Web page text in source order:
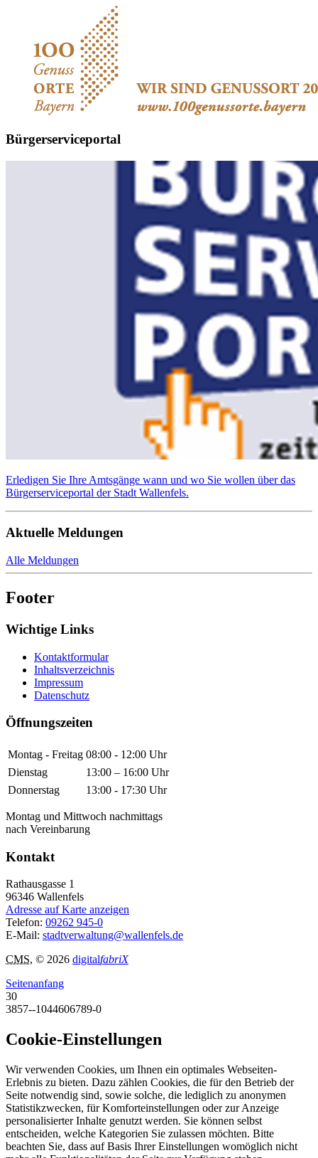
Bürgerserviceportal
Erledigen Sie Ihre Amtsgänge wann und wo Sie wollen über das
Bürgerserviceportal der Stadt Wallenfels.
Aktuelle Meldungen
Alle Meldungen
Footer
Wichtige Links
Kontaktformular
Inhaltsverzeichnis
Impressum
Datenschutz
Öffnungszeiten
Montag - Freitag 08:00 - 12:00 Uhr
Dienstag
13:00 – 16:00 Uhr
Donnerstag
13:00 - 17:30 Uhr
Montag und Mittwoch nachmittags
nach Vereinbarung
Kontakt
Rathausgasse 1
96346 Wallenfels
Adresse auf Karte anzeigen
Telefon: 09262 945-0
E-Mail: stadtverwaltung@wallenfels.de
CMS, © 2026 digitalfabriX
Seitenanfang
30
3857--1044606789-0
Cookie-Einstellungen
Wir verwenden Cookies, um Ihnen ein optimales Webseiten-
Erlebnis zu bieten. Dazu zählen Cookies, die für den Betrieb der
Seite notwendig sind, sowie solche, die lediglich zu anonymen
Statistikzwecken, für Komforteinstellungen oder zur Anzeige
personalisierter Inhalte genutzt werden. Sie können selbst
entscheiden, welche Kategorien Sie zulassen möchten. Bitte
beachten Sie, dass auf Basis Ihrer Einstellungen womöglich nicht